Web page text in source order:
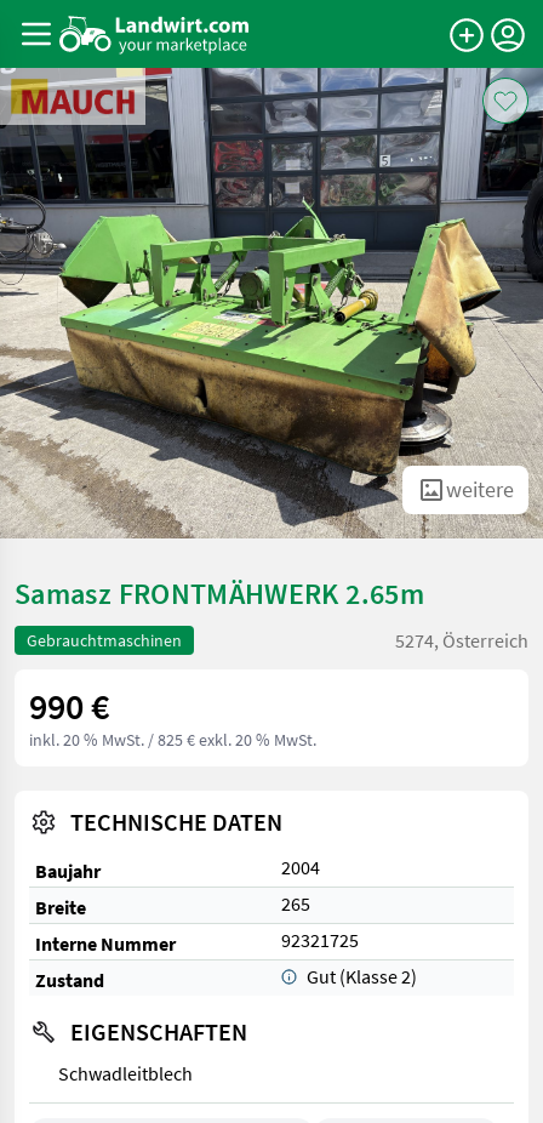
weitere
Samasz FRONTMÄHWERK 2.65m
Gebrauchtmaschinen 5274, Österreich
990 €
inkl. 20 % MwSt. / 825 € exkl. 20 % MwSt.
TECHNISCHE DATEN
Baujahr
2004
Breite
265
Interne Nummer
92321725
Zustand
Gut (Klasse 2)
EIGENSCHAFTEN
Schwadleitblech